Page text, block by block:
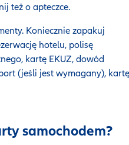
też o apteczce.
Koniecznie zapakuj
hotelu, polisę
kartę EKUZ, dowód
(jeśli jest wymagany), kartę
samochodem?